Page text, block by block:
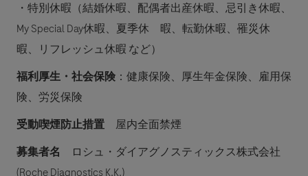
・特別休暇（結婚休暇、配偶者出産休暇、忌引き休暇、
My Special Day休暇、夏季休 暇、転勤休暇、罹災休
暇、リフレッシュ休暇 など）
福利厚生・社会保険 ：健康保険、厚生年金保険、雇用保
険、労災保険
受動喫煙防止措置 屋内全面禁煙
募集者名 ロシュ・ダイアグノスティックス株式会社
(Roche Diagnostics K.K.)